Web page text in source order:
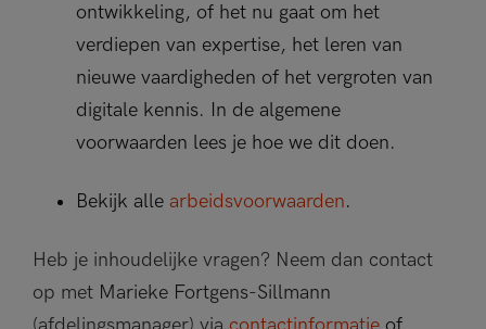
ontwikkeling, of het nu gaat om het
verdiepen van expertise, het leren van
nieuwe vaardigheden of het vergroten van
digitale kennis. In de algemene
voorwaarden lees je hoe we dit doen.
Bekijk alle arbeidsvoorwaarden.
Heb je inhoudelijke vragen? Neem dan contact
op met Marieke Fortgens-Sillmann